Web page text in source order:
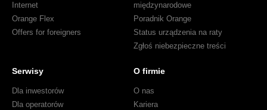
Internet
Orange Flex
Offers for foreigners
międzynarodowe
Poradnik Orange
Status urządzenia na raty
Zgłoś niebezpieczne treści
Serwisy
Dla inwestorów
Dla operatorów
O firmie
O nas
Kariera